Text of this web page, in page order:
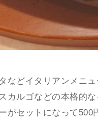
などイタリアンメニ
カルゴなどの本格的
がセットになって